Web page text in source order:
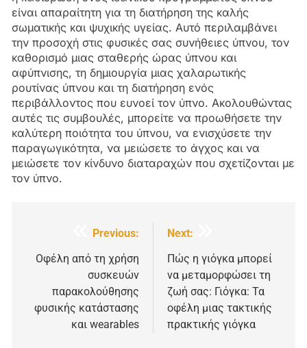
είναι απαραίτητη για τη διατήρηση της καλής
σωματικής και ψυχικής υγείας. Αυτό περιλαμβάνει
την προσοχή στις φυσικές σας συνήθειες ύπνου, τον
καθορισμό μιας σταθερής ώρας ύπνου και
αφύπνισης, τη δημιουργία μιας χαλαρωτικής
ρουτίνας ύπνου και τη διατήρηση ενός
περιβάλλοντος που ευνοεί τον ύπνο. Ακολουθώντας
αυτές τις συμβουλές, μπορείτε να προωθήσετε την
καλύτερη ποιότητα του ύπνου, να ενισχύσετε την
παραγωγικότητα, να μειώσετε το άγχος και να
μειώσετε τον κίνδυνο διαταραχών που σχετίζονται με
τον ύπνο.
Πλοήγηση
άρθρων
Previous:
Οφέλη από τη χρήση
συσκευών
παρακολούθησης
φυσικής κατάστασης
και wearables
Next:
Πώς η γιόγκα μπορεί
να μεταμορφώσει τη
ζωή σας: Γιόγκα: Τα
οφέλη μιας τακτικής
πρακτικής γιόγκα